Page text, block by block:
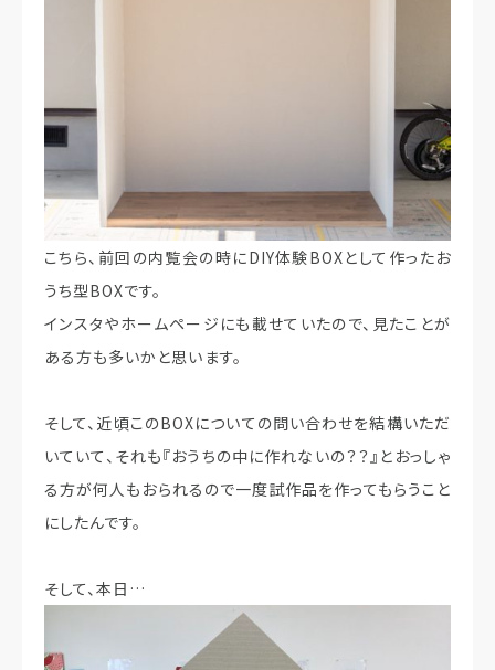
こちら、前回の内覧会の時にDIY体験BOXとして作ったお
うち型BOXです。
インスタやホームページにも載せていたので、見たことが
ある方も多いかと思います。
そして、近頃このBOXについての問い合わせを結構いただ
いていて、それも『おうちの中に作れないの？？』とおっしゃ
る方が何人もおられるので一度試作品を作ってもらうこと
にしたんです。
そして、本日…